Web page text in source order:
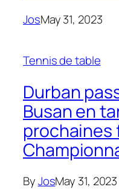
JosMay 31, 2023
Tennis de table
Durban
Busan en
prochaines
ByJosMay 31, 2023